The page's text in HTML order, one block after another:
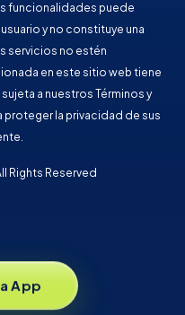
App
funcionalidades puede
y no constituye una
servicios no estén
en este sitio web tiene
a nuestros Términos y
la privacidad de sus
Rights Reserved